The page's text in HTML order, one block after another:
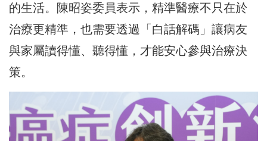
的生活。陳昭姿委員表示，精準醫療不只在於
治療更精準，也需要透過「白話解碼」讓病友
與家屬讀得懂、聽得懂，才能安心參與治療決
策。